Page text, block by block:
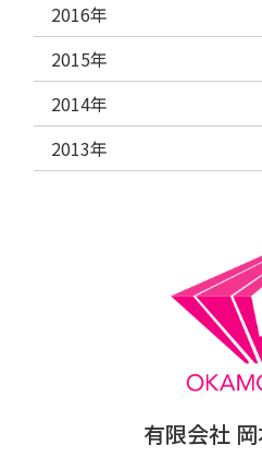
2016年
2015年
2014年
2013年
有限会社